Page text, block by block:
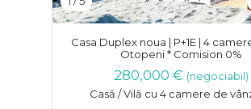
Casa Duplex noua | P+1E | 4
Otopeni * Comision 0%
280,000 € (negociabil)
Casă / Vilă cu 4 camere de